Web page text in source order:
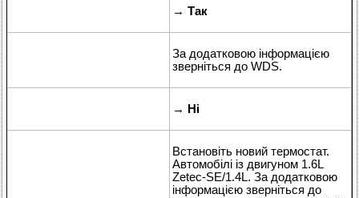
→ Так
За додатковою інформацією
зверніться до WDS.
→ Ні
Встановіть новий термостат.
Автомобілі із двигуном 1.6L
Zetec-SE/1.4L. За додатковою
інформацією зверніться до